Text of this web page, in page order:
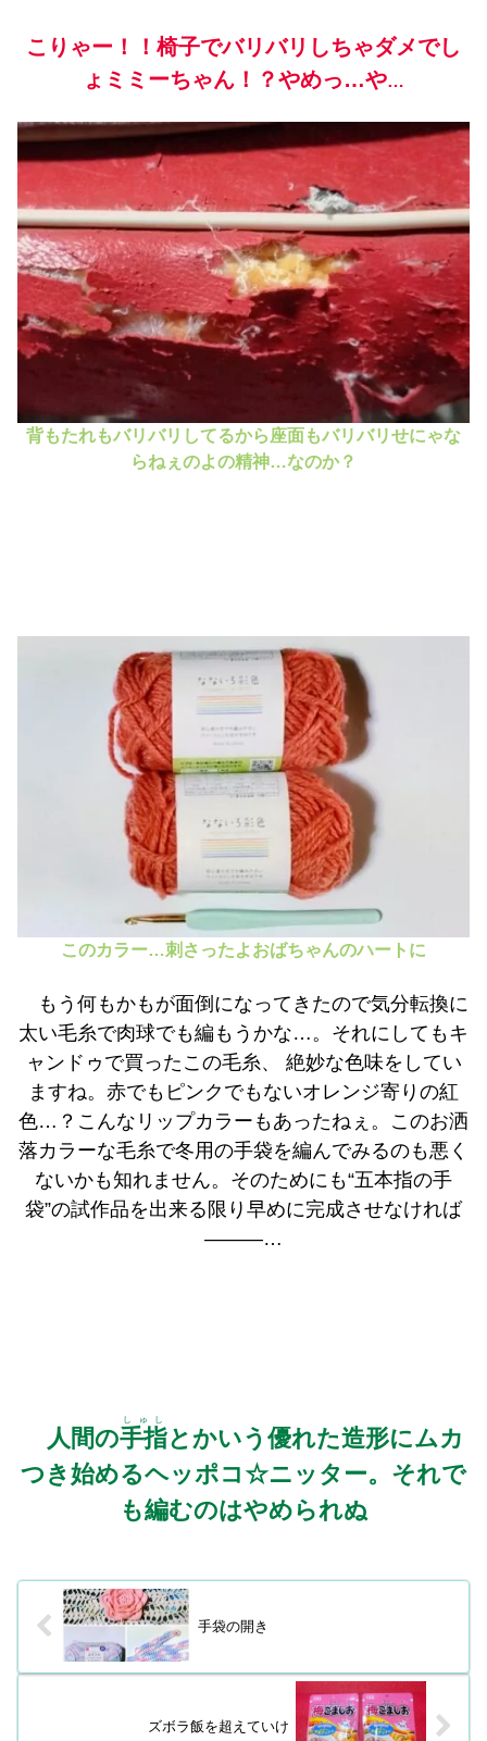
こりゃー！！椅子でバリバリしちゃダメでし
ょミミーちゃん！？やめっ…や…
背もたれもバリバリしてるから座面もバリバリせにゃな
らねぇのよの精神…なのか？
このカラー…刺さったよおばちゃんのハートに
もう何もかもが面倒になってきたので気分転換に
太い毛糸で肉球でも編もうかな…。それにしてもキ
ャンドゥで買ったこの毛糸、 絶妙な色味をしてい
ますね。赤でもピンクでもないオレンジ寄りの紅
色…？こんなリップカラーもあったねぇ。このお洒
落カラーな毛糸で冬用の手袋を編んでみるのも悪く
ないかも知れません。そのためにも“五本指の手
袋”の試作品を出来る限り早めに完成させなければ
―――…
人間の手指
しゅし
とかいう優れた造形にムカ
つき始めるヘッポコ☆ニッター。それで
も編むのはやめられぬ
手袋の開き
ズボラ飯を超えていけ